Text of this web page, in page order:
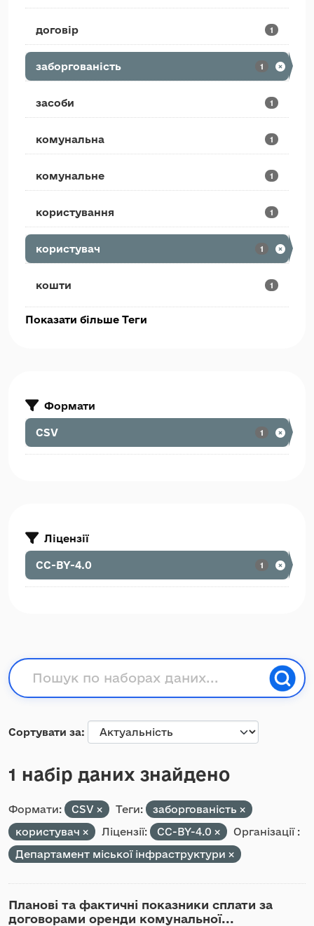
договір 1
заборгованість 1
засоби 1
комунальна 1
комунальне 1
користування 1
користувач 1
кошти 1
Показати більше Теги
Формати
CSV 1
Ліцензії
CC-BY-4.0 1
Сортувати за
1 набір даних знайдено
Формати: CSV Теги:
заборгованість
користувач
Ліцензії: CC-BY-4.0
Організації :
Департамент міської інфраструктури
Планові та фактичні показники сплати за
договорами оренди комунальної...